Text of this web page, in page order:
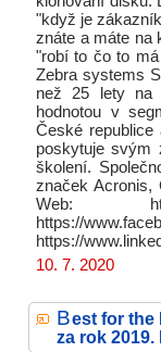
"když je
znáte a máte na
"robí to čo to
Zebra systems
než 25 lety na
hodnotou v
České republice
poskytuje svým
školení.
značek Acronis,
Web:
https://
https://
10. 7. 2020
Best for the
za rok 2019.